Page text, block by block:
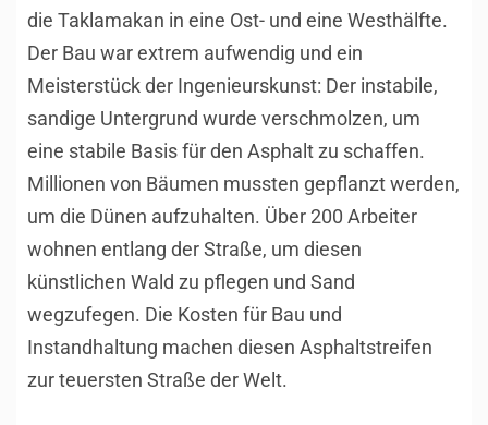
die Taklamakan in eine Ost- und eine Westhälfte.
Der Bau war extrem aufwendig und ein
Meisterstück der Ingenieurskunst: Der instabile,
sandige Untergrund wurde verschmolzen, um
eine stabile Basis für den Asphalt zu schaffen.
Millionen von Bäumen mussten gepflanzt werden,
um die Dünen aufzuhalten. Über 200 Arbeiter
wohnen entlang der Straße, um diesen
künstlichen Wald zu pflegen und Sand
wegzufegen. Die Kosten für Bau und
Instandhaltung machen diesen Asphaltstreifen
zur teuersten Straße der Welt.